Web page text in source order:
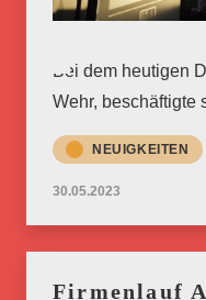
Bei dem heutigen
Wehr, beschäftigte
NEUIGKEITEN
30.05.2023
Firmenlauf